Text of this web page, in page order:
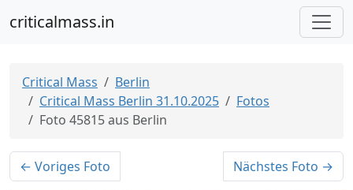
criticalmass.in
Critical Mass
Berlin
Critical Mass Berlin 31.10.2025
Fotos
Foto 45815 aus Berlin
← Voriges Foto Nächstes Foto →